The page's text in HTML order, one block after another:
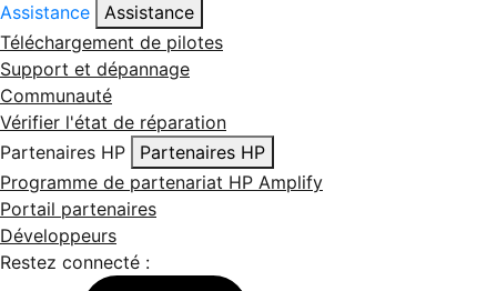
Assistance
Assistance
Téléchargement de pilotes
Support et dépannage
Communauté
Vérifier l'état de réparation
Partenaires HP
Partenaires HP
Programme de partenariat HP Amplify
Portail partenaires
Développeurs
Restez connecté :